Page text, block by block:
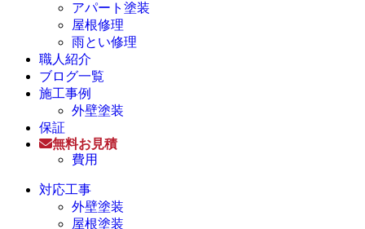
アパート塗装
屋根修理
雨とい修理
職人紹介
ブログ一覧
施工事例
外壁塗装
保証
無料お見積
費用
対応工事
外壁塗装
屋根塗装